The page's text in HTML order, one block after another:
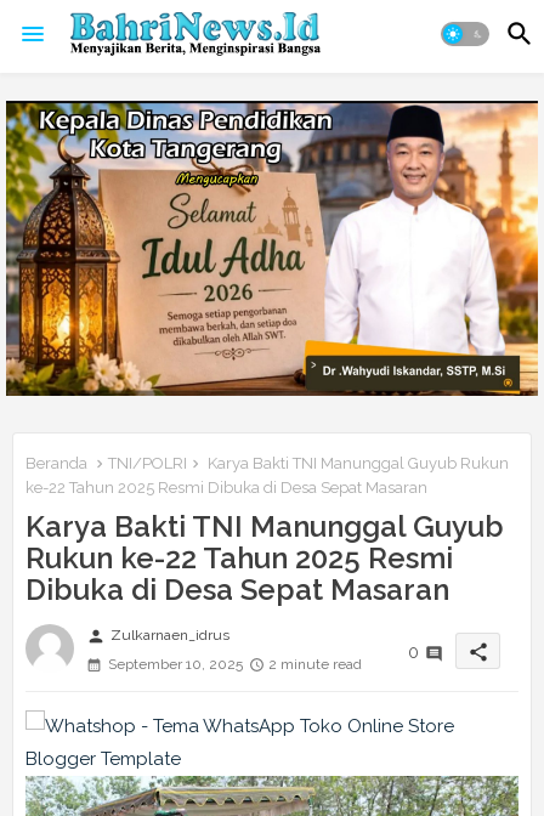
Beranda TNI/POLRI
Karya Bakti TNI Manunggal Guyub Rukun
ke-22 Tahun 2025 Resmi Dibuka di Desa Sepat Masaran
Karya Bakti TNI Manunggal Guyub
Rukun ke-22 Tahun 2025 Resmi
Dibuka di Desa Sepat Masaran
person Zulkarnaen_idrus
September 10, 2025
2 minute read
0 share